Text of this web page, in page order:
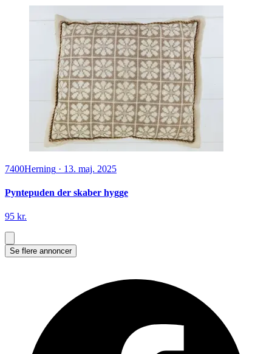
7400Herning · 13. maj. 2025
Pyntepuden der skaber hygge
95 kr.
Se flere annoncer